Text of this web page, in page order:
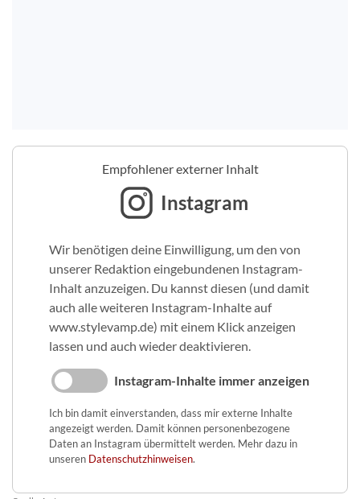
Empfohlener externer Inhalt
Instagram
Wir benötigen deine Einwilligung, um den von
unserer Redaktion eingebundenen Instagram-
Inhalt anzuzeigen. Du kannst diesen (und damit
auch alle weiteren Instagram-Inhalte auf
www.stylevamp.de) mit einem Klick anzeigen
lassen und auch wieder deaktivieren.
Instagram-Inhalte immer anzeigen
Ich bin damit einverstanden, dass mir externe Inhalte
angezeigt werden. Damit können personenbezogene
Daten an Instagram übermittelt werden. Mehr dazu in
unseren Datenschutzhinweisen.